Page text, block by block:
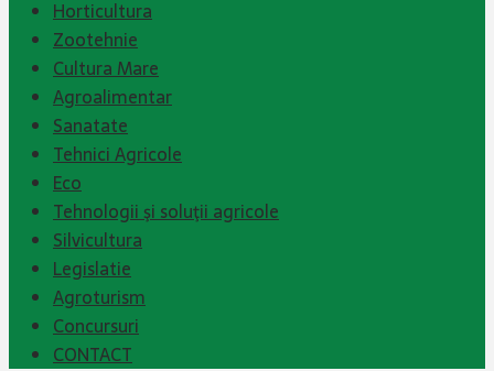
Horticultura
Zootehnie
Cultura Mare
Agroalimentar
Sanatate
Tehnici Agricole
Eco
Tehnologii şi soluţii agricole
Silvicultura
Legislatie
Agroturism
Concursuri
CONTACT